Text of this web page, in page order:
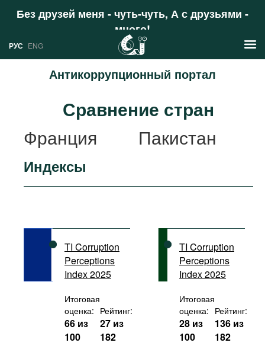
Без друзей меня - чуть-чуть, А с друзьями -
много!
Поддержать
РУС ENG
Антикоррупционный портал
Аналитика
Профили
Стран
Ресурсы
Документы международных
организаций
Фильмы
Подкасты
Книжная полка
Сравнение стран
Франция
Пакистан
Индексы
TI Corruption
Perceptions
Index 2025
Итоговая
оценка:
66 из
100
Рейтинг:
27 из
182
TI Corruption
Perceptions
Index 2025
Итоговая
оценка:
28 из
100
Рейтинг:
136 из
182